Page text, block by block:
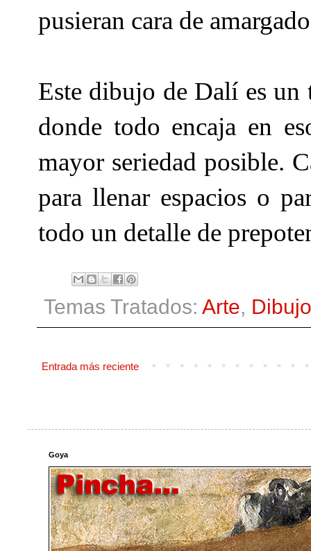
pusieran cara de
Este dibujo de Dalí es
donde todo encaja en
mayor seriedad posible.
para llenar espacios o
todo un detalle de
Temas Tratados: Arte, Dibujo
Entrada más reciente
Goya